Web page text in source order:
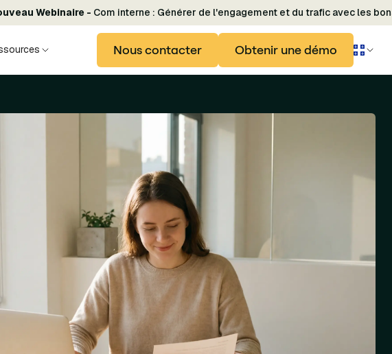
Webinaire - Com interne : Générer de l'engagement et du trafic avec les
Nous contacter Obtenir une démo